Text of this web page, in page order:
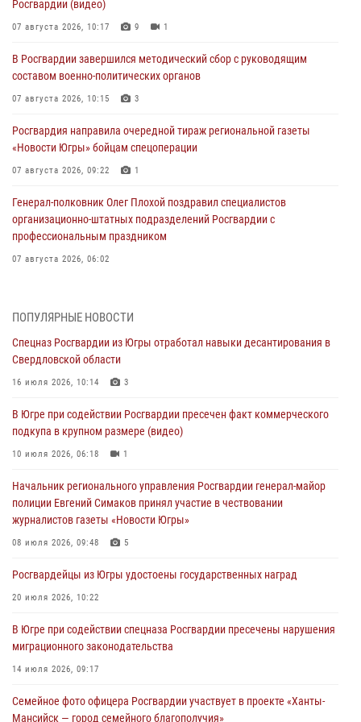
Росгвардии (видео)
07 августа 2026, 10:17 9 1
В Росгвардии завершился методический сбор с руководящим
составом военно-политических органов
07 августа 2026, 10:15 3
Росгвардия направила очередной тираж региональной газеты
«Новости Югры» бойцам спецоперации
07 августа 2026, 09:22 1
Генерал-полковник Олег Плохой поздравил специалистов
организационно-штатных подразделений Росгвардии с
профессиональным праздником
07 августа 2026, 06:02
Военнослужащие Росгвардии сбили дрон-разведчик ВСУ на южном
направлении
Офицеры Росгвардии и ветераны войск правопорядка почтили
память генерала армии Ивана Кирилловича Яковлева
В Югре при силовой поддержке ОМОН Росгвардии задержаны
подозреваемые в страховом мошенничестве
06 августа 2026, 09:07
Урайский отдел вневедомственной охраны Росгвардии отмечает
60-летний юбилей
ПОПУЛЯРНЫЕ НОВОСТИ
Спецназ Росгвардии из Югры отработал навыки десантирования в
Свердловской области
16 июля 2026, 10:14 3
В Югре при содействии Росгвардии пресечен факт коммерческого
подкупа в крупном размере (видео)
10 июля 2026, 06:18 1
Начальник регионального управления Росгвардии генерал-майор
полиции Евгений Симаков принял участие в чествовании
журналистов газеты «Новости Югры»
08 июля 2026, 09:48 5
Росгвардейцы из Югры удостоены государственных наград
20 июля 2026, 10:22
В Югре при содействии спецназа Росгвардии пресечены нарушения
миграционного законодательства
14 июля 2026, 09:17
Семейное фото офицера Росгвардии участвует в проекте «Ханты-
Мансийск — город семейного благополучия»